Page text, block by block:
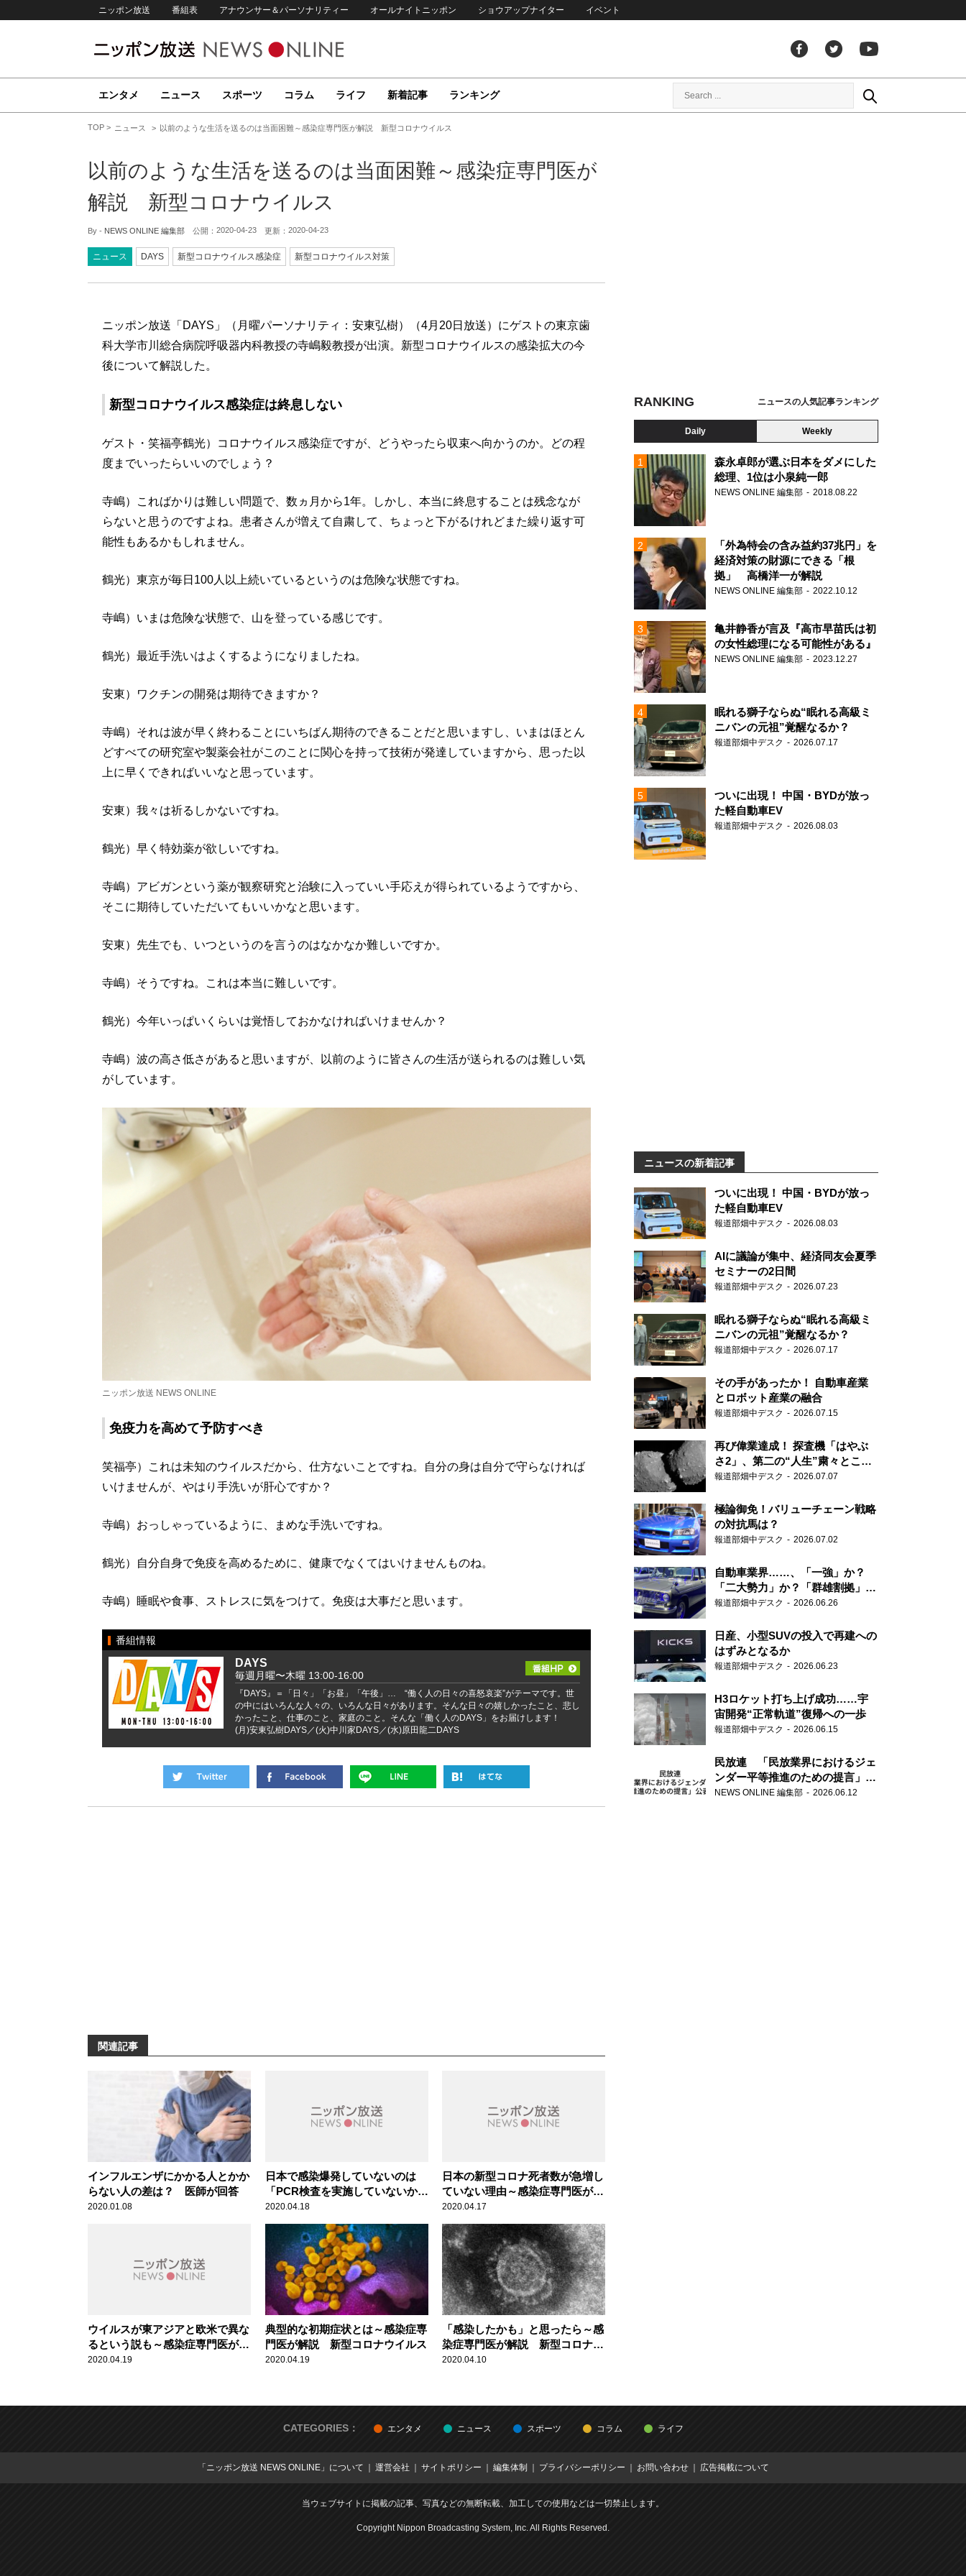
ニッポン放送 番組表 アナウンサー＆パーソナリティー オールナイトニッポン ショウアップナイター イベント
エンタメ ニュース スポーツ コラム ライフ 新着記事 ランキング
TOP ニュース 以前のような生活を送るのは当面困難～感染症専門医が解説 新型コロナウイルス
以前のような生活を送るのは当面困難～感染症専門医が
解説 新型コロナウイルス
By - NEWS ONLINE 編集部 公開： 2020-04-23 更新： 2020-04-23
ニュース DAYS 新型コロナウイルス感染症 新型コロナウイルス対策
ニッポン放送「DAYS」（月曜パーソナリティ：安東弘樹）（4月20日放送）にゲストの東京歯
科大学市川総合病院呼吸器内科教授の寺嶋毅教授が出演。新型コロナウイルスの感染拡大の今
後について解説した。
新型コロナウイルス感染症は終息しない
ゲスト・笑福亭鶴光）コロナウイルス感染症ですが、どうやったら収束へ向かうのか。どの程
度までいったらいいのでしょう？
寺嶋）こればかりは難しい問題で、数ヵ月から1年。しかし、本当に終息することは残念なが
らないと思うのですよね。患者さんが増えて自粛して、ちょっと下がるけれどまた繰り返す可
能性もあるかもしれません。
鶴光）東京が毎日100人以上続いているというのは危険な状態ですね。
寺嶋）いまは危険な状態で、山を登っている感じです。
鶴光）最近手洗いはよくするようになりましたね。
安東）ワクチンの開発は期待できますか？
寺嶋）それは波が早く終わることにいちばん期待のできることだと思いますし、いまはほとん
どすべての研究室や製薬会社がこのことに関心を持って技術が発達していますから、思った以
上に早くできればいいなと思っています。
安東）我々は祈るしかないですね。
鶴光）早く特効薬が欲しいですね。
寺嶋）アビガンという薬が観察研究と治験に入っていい手応えが得られているようですから、
そこに期待していただいてもいいかなと思います。
安東）先生でも、いつというのを言うのはなかなか難しいですか。
寺嶋）そうですね。これは本当に難しいです。
鶴光）今年いっぱいくらいは覚悟しておかなければいけませんか？
寺嶋）波の高さ低さがあると思いますが、以前のように皆さんの生活が送られるのは難しい気
がしています。
ニッポン放送 NEWS ONLINE
免疫力を高めて予防すべき
笑福亭）これは未知のウイルスだから、仕方ないことですね。自分の身は自分で守らなければ
いけませんが、やはり手洗いが肝心ですか？
寺嶋）おっしゃっているように、まめな手洗いですね。
鶴光）自分自身で免疫を高めるために、健康でなくてはいけませんものね。
寺嶋）睡眠や食事、ストレスに気をつけて。免疫は大事だと思います。
番組情報
DAYS
毎週月曜〜木曜 13:00-16:00
『DAYS』＝「日々」「お昼」「午後」… “働く人の日々の喜怒哀楽”がテーマです。世
の中にはいろんな人々の、いろんな日々があります。そんな日々の嬉しかったこと、悲し
かったこと、仕事のこと、家庭のこと。そんな「働く人のDAYS」をお届けします！
(月)安東弘樹DAYS／(火)中川家DAYS／(水)原田龍二DAYS
関連記事
インフルエンザにかかる人とかか
らない人の差は？ 医師が回答
2020.01.08
日本で感染爆発していないのは
「PCR検査を実施していないか
ら」ではない～感染症専門医が解
説 新型コロナウイルス
2020.04.18
日本の新型コロナ死者数が急増し
ていない理由～感染症専門医が解
説 新型コロナウイルス
2020.04.17
ウイルスが東アジアと欧米で異な
るという説も～感染症専門医が解
説 新型コロナウイルス
2020.04.19
典型的な初期症状とは～感染症専
門医が解説 新型コロナウイルス
2020.04.19
「感染したかも」と思ったら～感
染症専門医が解説 新型コロナウ
イルス
2020.04.10
RANKING ニュースの人気記事ランキング
Daily Weekly
森永卓郎が選ぶ日本をダメにした
総理、1位は小泉純一郎
NEWS ONLINE 編集部 2018.08.22
「外為特会の含み益約37兆円」を
経済対策の財源にできる「根
拠」 高橋洋一が解説
NEWS ONLINE 編集部 2022.10.12
亀井静香が言及『高市早苗氏は初
の女性総理になる可能性がある』
NEWS ONLINE 編集部 2023.12.27
眠れる獅子ならぬ“眠れる高級ミ
ニバンの元祖”覚醒なるか？
報道部畑中デスク 2026.07.17
ついに出現！ 中国・BYDが放っ
た軽自動車EV
報道部畑中デスク 2026.08.03
ニュースの新着記事
ついに出現！ 中国・BYDが放っ
た軽自動車EV
報道部畑中デスク 2026.08.03
AIに議論が集中、経済同友会夏季
セミナーの2日間
報道部畑中デスク 2026.07.23
眠れる獅子ならぬ“眠れる高級ミ
ニバンの元祖”覚醒なるか？
報道部畑中デスク 2026.07.17
その手があったか！ 自動車産業
とロボット産業の融合
報道部畑中デスク 2026.07.15
再び偉業達成！ 探査機「はやぶ
さ2」、第二の“人生”粛々とこな
す
報道部畑中デスク 2026.07.07
極論御免！バリューチェーン戦略
の対抗馬は？
報道部畑中デスク 2026.07.02
自動車業界……、「一強」か？
「二大勢力」か？「群雄割拠」
か？
報道部畑中デスク 2026.06.26
日産、小型SUVの投入で再建への
はずみとなるか
報道部畑中デスク 2026.06.23
H3ロケット打ち上げ成功……宇
宙開発“正常軌道”復帰への一歩
報道部畑中デスク 2026.06.15
民放連 「民放業界におけるジェ
ンダー平等推進のための提言」を
公表
NEWS ONLINE 編集部 2026.06.12
CATEGORIES： エンタメ ニュース スポーツ コラム ライフ
「ニッポン放送 NEWS ONLINE」について 運営会社 サイトポリシー 編集体制 プライバシーポリシー お問い合わせ 広告掲載について
当ウェブサイトに掲載の記事、写真などの無断転載、加工しての使用などは一切禁止します。
Copyright Nippon Broadcasting System, Inc. All Rights Reserved.